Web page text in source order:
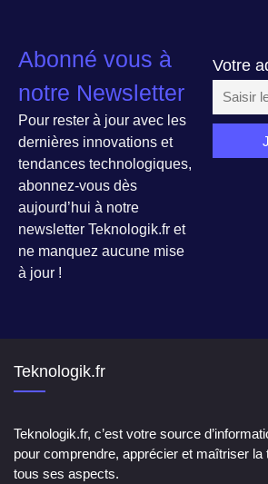
Abonné vous à
notre Newsletter
Pour rester à jour avec les
dernières innovations et
tendances technologiques,
abonnez-vous dès
aujourd’hui à notre
newsletter Teknologik.fr et
ne manquez aucune mise
à jour !
Votre
Teknologik.fr
Teknologik.fr, c’est votre source
pour comprendre, apprécier et maîtriser la
tous ses aspects.